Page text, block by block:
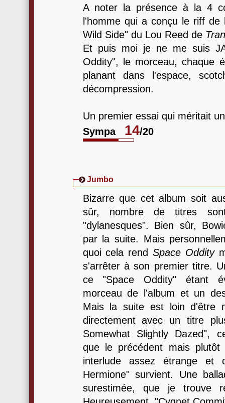
A noter la présence à la 4
l'homme qui a conçu le riff
Wild Side" du Lou Reed de
Et puis moi je ne me suis
Oddity", le morceau, chaque
planant dans l'espace,
décompression.
Un premier essai qui méritait
Sympa
14/20
Jumbo
Bizarre que cet album soit
sûr, nombre de titres
"dylanesques". Bien sûr,
par la suite. Mais
quoi cela rendSpace Oddity
s'arrêter à son premier titre.
ce "Space Oddity" étant
morceau de l'album et un
Mais la suite est loin d'être
directement avec un titre
Somewhat Slightly Dazed",
que le précédent mais
interlude assez étrange et
Hermione" survient. Une
surestimée, que je trouve